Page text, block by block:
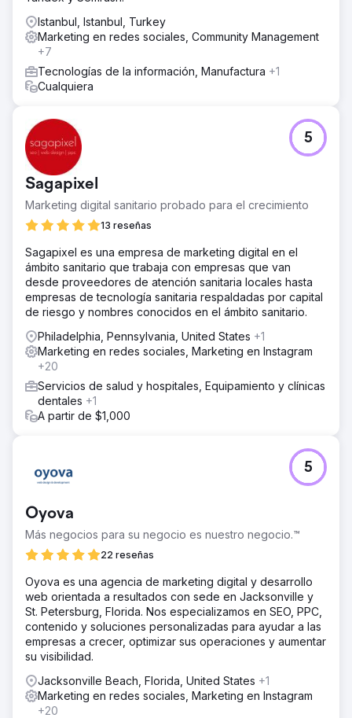
Istanbul, Istanbul, Turkey
Marketing en redes sociales, Community Management
+7
Tecnologías de la información, Manufactura +1
Cualquiera
Sagapixel
Marketing digital sanitario probado para el crecimiento
13 reseñas
5
Sagapixel es una empresa de marketing digital en el
ámbito sanitario que trabaja con empresas que van
desde proveedores de atención sanitaria locales hasta
empresas de tecnología sanitaria respaldadas por capital
de riesgo y nombres conocidos en el ámbito sanitario.
Philadelphia, Pennsylvania, United States +1
Marketing en redes sociales, Marketing en Instagram
+20
Servicios de salud y hospitales, Equipamiento y clínicas
dentales +1
A partir de $1,000
Oyova
Más negocios para su negocio es nuestro negocio.™
22 reseñas
5
Oyova es una agencia de marketing digital y desarrollo
web orientada a resultados con sede en Jacksonville y
St. Petersburg, Florida. Nos especializamos en SEO, PPC,
contenido y soluciones personalizadas para ayudar a las
empresas a crecer, optimizar sus operaciones y aumentar
su visibilidad.
Jacksonville Beach, Florida, United States +1
Marketing en redes sociales, Marketing en Instagram
+20